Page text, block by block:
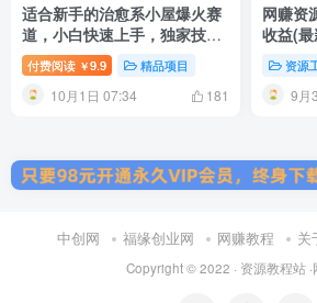
适合新手的治愈系小屋爆火赛
道，小白快速上手，独家技术
条条视频原创，引爆流量，日
入500+
付费阅读 ￥9.9 精品项目
10月1日 07:34 181
网赚资
收益(
资源
9月
中创网 福缘创业网 网赚教程 关
Copyright © 2022 · 资源教程站 ·